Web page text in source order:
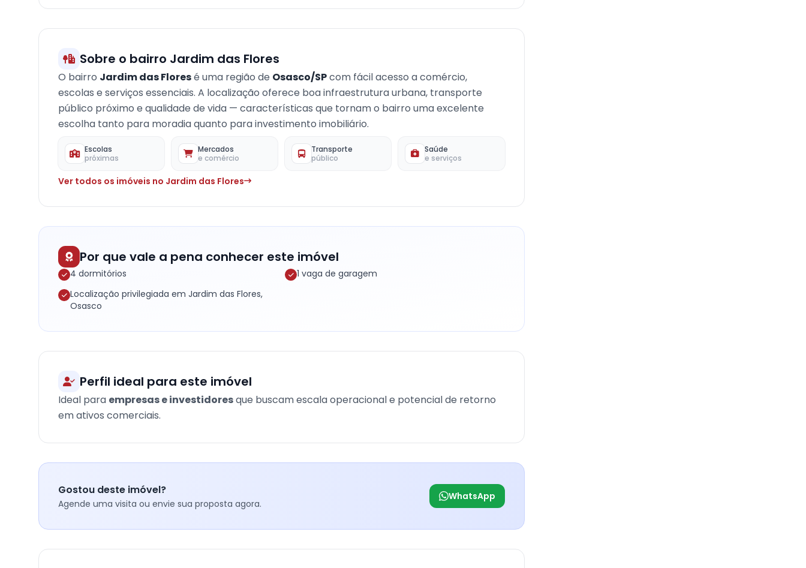
−
Sobre o bairro Jardim das Flores
O bairro Jardim das Floresé uma região de Osasco/SPcom fácil acesso a comércio,
escolas e serviços essenciais. A localização oferece boa infraestrutura urbana, transporte
público próximo e qualidade de vida — características que tornam o bairro uma excelente
escolha tanto para moradia quanto para investimento imobiliário.
Escolas
próximas
Mercados
e comércio
Transporte
público
Saúde
e serviços
Ver todos os imóveis no Jardim das Flores
Por que vale a pena conhecer este imóvel
4 dormitórios
1 vaga de garagem
Localização privilegiada em Jardim das Flores,
Osasco
Perfil ideal para este imóvel
Ideal para empresas e investidoresque buscam escala operacional e potencial de retorno
em ativos comerciais.
Gostou deste imóvel?
Agende uma visita ou envie sua proposta agora.
WhatsApp